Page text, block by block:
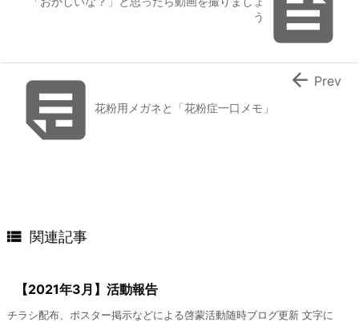
う
花粉用メガネと「花粉症一口メモ」
 Prev
 関連記事
【2021年3月】活動報告
チラシ配布、ポスター掲示などによる啓蒙活動随時ブログ更新 文字に